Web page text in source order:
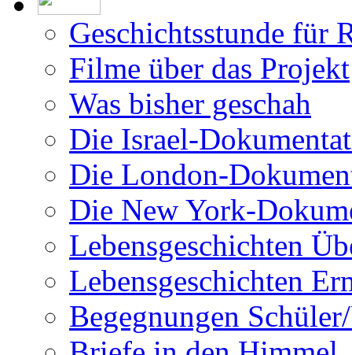
Geschichtsstunde für
Filme über das Projekt
Was bisher geschah
Die Israel-
Die London-
Die New York-
Lebensgeschichten
Lebensgeschichten
Begegnungen
Briefe in den Himmel